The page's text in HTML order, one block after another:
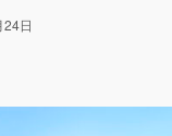
日